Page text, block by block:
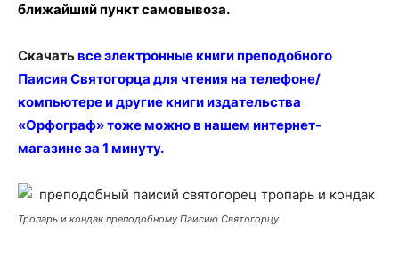
ближайший пункт самовывоза.
Скачатьвсе электронные книги преподобного
Паисия Святогорца для чтения на телефоне/
компьютере и другие книги издательства
«Орфограф» тоже можно в нашем интернет-
магазине за 1 минуту.
Тропарь и кондак преподобному Паисию Святогорцу